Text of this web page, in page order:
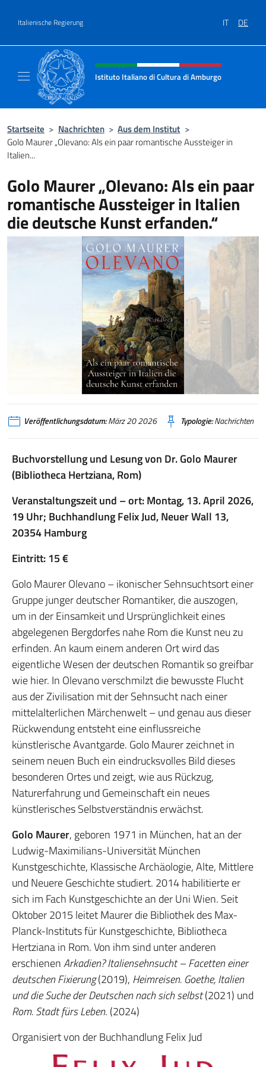
Italienische Regierung IT DE
Header-Site, Social und Menü
Istituto Italiano di Cultura di Amburgo
Startseite > Nachrichten > Aus dem Institut >
Golo Maurer „Olevano: Als ein paar romantische Aussteiger in
Italien...
Golo Maurer „Olevano: Als ein paar
romantische Aussteiger in Italien
die deutsche Kunst erfanden.“
Veröffentlichungsdatum:März 20 2026 Typologie:Nachrichten
Buchvorstellung und Lesung von Dr. Golo Maurer
(Bibliotheca Hertziana, Rom)
Veranstaltungszeit und – ort: Montag, 13. April 2026,
19 Uhr; Buchhandlung Felix Jud, Neuer Wall 13,
20354 Hamburg
Eintritt: 15 €
Golo Maurer Olevano – ikonischer Sehnsuchtsort einer
Gruppe junger deutscher Romantiker, die auszogen,
um in der Einsamkeit und Ursprünglichkeit eines
abgelegenen Bergdorfes nahe Rom die Kunst neu zu
erfinden. An kaum einem anderen Ort wird das
eigentliche Wesen der deutschen Romantik so greifbar
wie hier. In Olevano verschmilzt die bewusste Flucht
aus der Zivilisation mit der Sehnsucht nach einer
mittelalterlichen Märchenwelt – und genau aus dieser
Rückwendung entsteht eine einflussreiche
künstlerische Avantgarde. Golo Maurer zeichnet in
seinem neuen Buch ein eindrucksvolles Bild dieses
besonderen Ortes und zeigt, wie aus Rückzug,
Naturerfahrung und Gemeinschaft ein neues
künstlerisches Selbstverständnis erwächst.
Golo Maurer, geboren 1971 in München, hat an der
Ludwig-Maximilians-Universität München
Kunstgeschichte, Klassische Archäologie, Alte, Mittlere
und Neuere Geschichte studiert. 2014 habilitierte er
sich im Fach Kunstgeschichte an der Uni Wien. Seit
Oktober 2015 leitet Maurer die Bibliothek des Max-
Planck-Instituts für Kunstgeschichte, Bibliotheca
Hertziana in Rom. Von ihm sind unter anderen
erschienenArkadien? Italiensehnsucht – Facetten einer
deutschen Fixierung(2019), Heimreisen. Goethe, Italien
und die Suche der Deutschen nach sich selbst(2021) und
Rom. Stadt fürs Leben. (2024)
Organisiert von der Buchhandlung Felix Jud